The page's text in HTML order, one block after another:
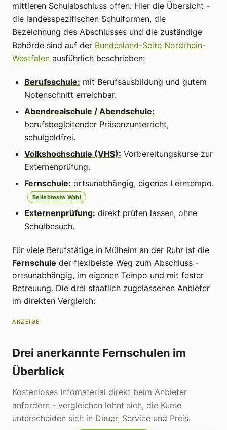
mittleren Schulabschluss offen. Hier die Übersicht -
die landesspezifischen Schulformen, die
Bezeichnung des Abschlusses und die zuständige
Behörde sind auf der Bundesland-Seite Nordrhein-
Westfalen ausführlich beschrieben:
Berufsschule: mit Berufsausbildung und gutem
Notenschnitt erreichbar.
Abendrealschule / Abendschule:
berufsbegleitender Präsenzunterricht,
schulgeldfrei.
Volkshochschule (VHS): Vorbereitungskurse zur
Externenprüfung.
Fernschule: ortsunabhängig, eigenes Lerntempo.
Beliebteste Wahl
Externenprüfung: direkt prüfen lassen, ohne
Schulbesuch.
Für viele Berufstätige in Mülheim an der Ruhr ist die
Fernschule der flexibelste Weg zum Abschluss -
ortsunabhängig, im eigenen Tempo und mit fester
Betreuung. Die drei staatlich zugelassenen Anbieter
im direkten Vergleich:
ANZEIGE
Drei anerkannte Fernschulen im
Überblick
Kostenloses Infomaterial direkt beim Anbieter
anfordern - vergleichen lohnt sich, die Kurse
unterscheiden sich in Dauer, Service und Preis.